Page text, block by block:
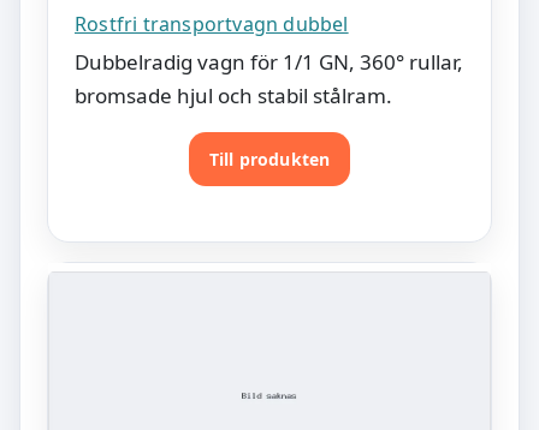
Rostfri transportvagn dubbel
Dubbelradig vagn för 1/1 GN, 360° rullar,
bromsade hjul och stabil stålram.
Till produkten